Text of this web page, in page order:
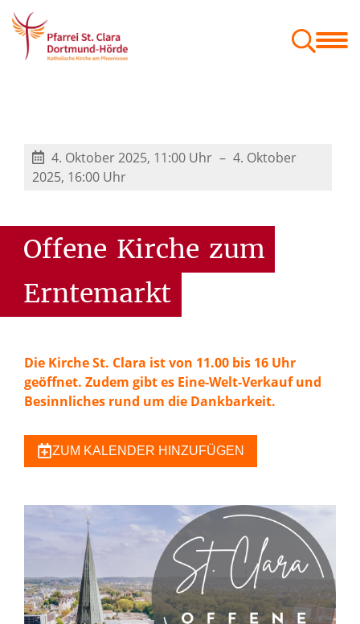
4. Oktober 2025, 11:00 Uhr
4. Oktober
2025, 16:00 Uhr
Offene Kirche zum
Erntemarkt
Die Kirche St. Clara ist von 11.00 bis 16 Uhr
geöffnet. Zudem gibt es Eine-Welt-Verkauf und
Besinnliches rund um die Dankbarkeit.
ZUM KALENDER HINZUFÜGEN